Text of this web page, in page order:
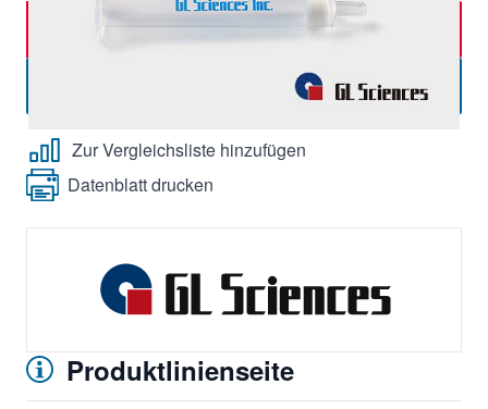
In den Warenkorb
Angebot anfordern
Zur Vergleichsliste hinzufügen
Datenblatt drucken
Produktlinienseite